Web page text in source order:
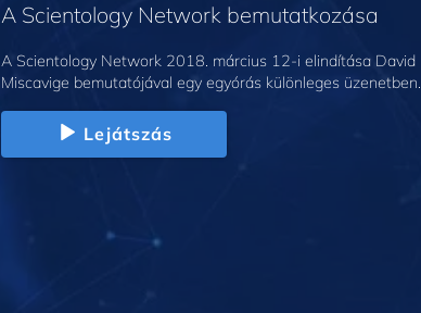
A Scientology Network bemutatkozása
A Scientology Network 2018. március 12-i elindítása David
Miscavige bemutatójával egy egyórás különleges üzenetben.
Lejátszás